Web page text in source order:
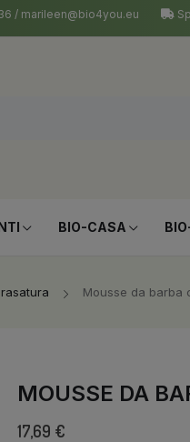
/ marileen@bio4you.eu
BIO-CASA
Mousse da barba
MOUSSE DA
17,69 €